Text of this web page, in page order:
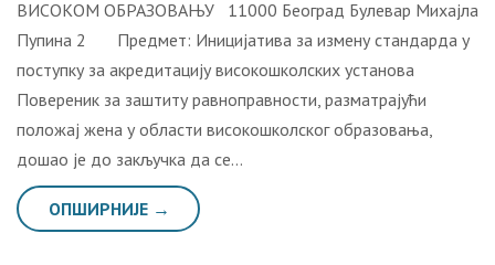
ВИСОКОМ ОБРАЗОВАЊУ 11000 Београд Булевар Михајла
Пупина 2 Предмет: Иницијатива за измену стандарда у
поступку за акредитацију високошколских установа
Повереник за заштиту равноправности, разматрајући
положај жена у области високошколског образовања,
дошао је до закључка да се…
ОПШИРНИЈЕ →